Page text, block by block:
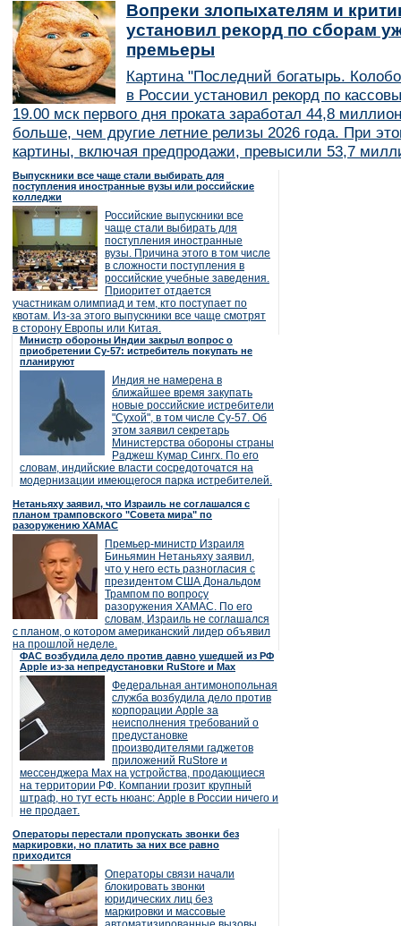
Вопреки злопыхателям и
установил рекорд по сборам
премьеры
Картина "Последний богатырь.
в России установил рекорд по
19.00 мск первого дня проката заработал 44,8
больше, чем другие летние релизы 2026 года. При
картины, включая предпродажи, превысили 53,7
Выпускники все чаще стали выбирать для
поступления иностранные вузы или российские
колледжи
Российские выпускники все
чаще стали выбирать для
поступления иностранные
вузы. Причина этого в том числе
в сложности поступления в
российские учебные заведения.
Приоритет отдается
участникам олимпиад и тем, кто поступает по
квотам. Из-за этого выпускники все чаще смотрят
в сторону Европы или Китая.
Министр обороны Индии закрыл вопрос о
приобретении Су-57: истребитель покупать не
планируют
Индия не намерена в
ближайшее время закупать
новые российские истребители
"Сухой", в том числе Су-57. Об
этом заявил секретарь
Министерства обороны страны
Раджеш Кумар Сингх. По его
словам, индийские власти сосредоточатся на
модернизации имеющегося парка истребителей.
Нетаньяху заявил, что Израиль не соглашался с
планом трамповского "Совета мира" по
разоружению ХАМАС
Премьер-министр Израиля
Биньямин Нетаньяху заявил,
что у него есть разногласия с
президентом США Дональдом
Трампом по вопросу
разоружения ХАМАС. По его
словам, Израиль не соглашался
с планом, о котором американский лидер объявил
на прошлой неделе.
ФАС возбудила дело против давно ушедшей из РФ
Apple из-за непредустановки RuStore и Max
Федеральная антимонопольная
служба возбудила дело против
корпорации Apple за
неисполнения требований о
предустановке
производителями гаджетов
приложений RuStore и
мессенджера Max на устройства, продающиеся
на территории РФ. Компании грозит крупный
штраф, но тут есть нюанс: Apple в России ничего и
не продает.
Операторы перестали пропускать звонки без
маркировки, но платить за них все равно
приходится
Операторы связи начали
блокировать звонки
юридических лиц без
маркировки и массовые